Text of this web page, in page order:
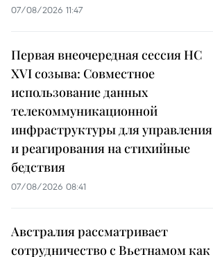
07/08/2026 11:47
Первая внеочередная сессия НС
XVI созыва: Совместное
использование данных
телекоммуникационной
инфраструктуры для управления
и реагирования на стихийные
бедствия
07/08/2026 08:41
Австралия рассматривает
сотрудничество с Вьетнамом как